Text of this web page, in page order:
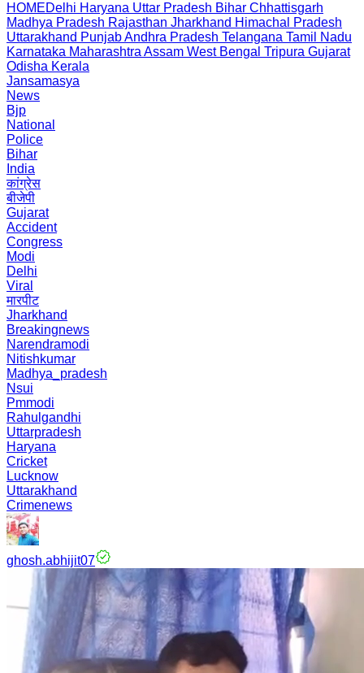
HOMEDelhi Haryana Uttar Pradesh Bihar Chhattisgarh
Madhya Pradesh Rajasthan Jharkhand Himachal Pradesh
Uttarakhand PunjabAndhra Pradesh Telangana Tamil Nadu
Karnataka Maharashtra Assam West Bengal Tripura Gujarat
Odisha Kerala
Jansamasya
News
Bjp
National
Police
Bihar
India
कांग्रेस
बीजेपी
Gujarat
Accident
Congress
Modi
Delhi
Viral
मारपीट
Jharkhand
Breakingnews
Narendramodi
Nitishkumar
Madhya_pradesh
Nsui
Pmmodi
Rahulgandhi
Uttarpradesh
Haryana
Cricket
Lucknow
Uttarakhand
Crimenews
ghosh.abhijit07